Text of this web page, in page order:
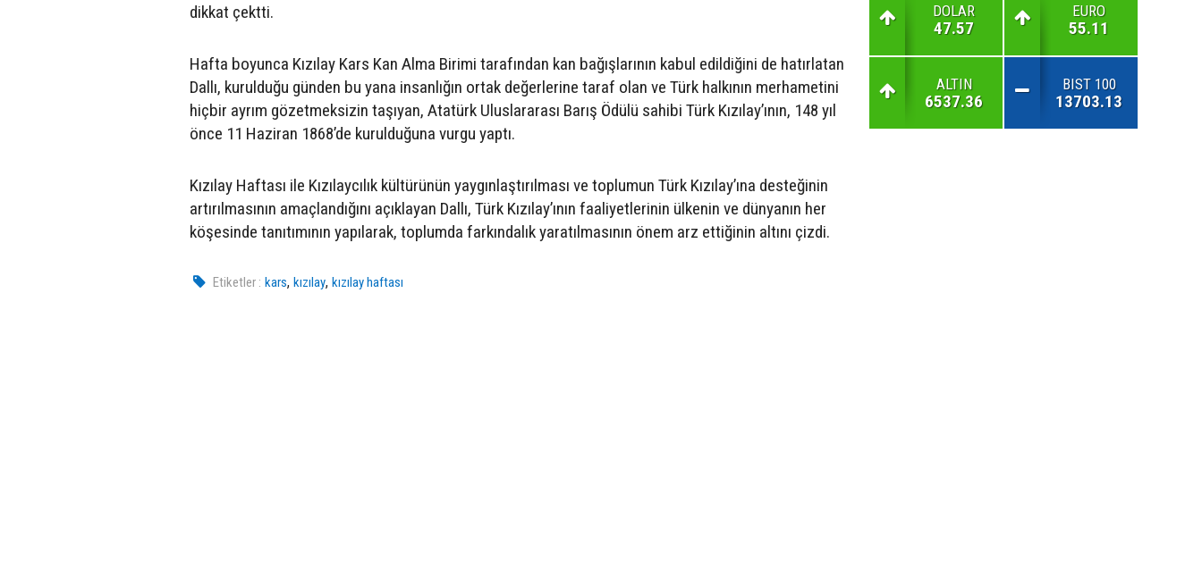
dikkat çektti.
Hafta boyunca Kızılay Kars Kan Alma Birimi tarafından kan bağışlarının kabul edildiğini de hatırlatan
Dallı, kurulduğu günden bu yana insanlığın ortak değerlerine taraf olan ve Türk halkının merhametini
hiçbir ayrım gözetmeksizin taşıyan, Atatürk Uluslararası Barış Ödülü sahibi Türk Kızılay’ının, 148 yıl
önce 11 Haziran 1868’de kurulduğuna vurgu yaptı.
Kızılay Haftası ile Kızılaycılık kültürünün yaygınlaştırılması ve toplumun Türk Kızılay’ına desteğinin
artırılmasının amaçlandığını açıklayan Dallı, Türk Kızılay’ının faaliyetlerinin ülkenin ve dünyanın her
köşesinde tanıtımının yapılarak, toplumda farkındalık yaratılmasının önem arz ettiğinin altını çizdi.
Etiketler : kars,kızılay,kızılay haftası
DOLAR
47.57
EURO
55.11
ALTIN
6537.36
BIST 100
13703.13